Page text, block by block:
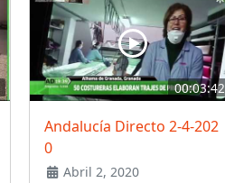
00:03:42
Andalucía Directo 2-4-202
0
Abril 2, 2020